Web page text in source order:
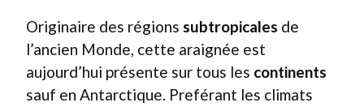
Originaire des régions subtropicales de
l’ancien Monde, cette araignée est
aujourd’hui présente sur tous les continents
sauf en Antarctique. Preférant les climats